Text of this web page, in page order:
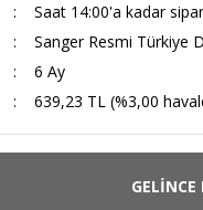
Saat 14:00'a kadar
Sanger Resmi Türkiye
6 Ay
639,23 TL (%3,00
GELİNCE